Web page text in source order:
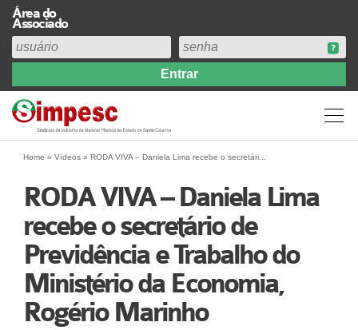
Área do
Associado
Institucional
Perfil
Diretoria
Abrangência
Contribuição Sindical 2026
Acervo
Central de Comunicação
Links
Home » Vídeos » RODA VIVA – Daniela Lima recebe o secretári...
RODA VIVA – Daniela Lima
recebe o secretário de
Previdência e Trabalho do
Ministério da Economia,
Rogério Marinho